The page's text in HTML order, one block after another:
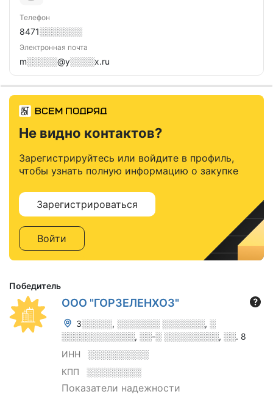
Телефон
8471░░░░░░░
Электронная почта
m░░░░░@y░░░░x.ru
Не видно контактов?
Зарегистрируйтесь или войдите в профиль,
чтобы узнать полную информацию о закупке
Зарегистрироваться
Войти
Победитель
ООО "ГОРЗЕЛЕНХОЗ"
3░░░░░, ░░░░░░░ ░░░░░░░, ░
░░░░░░░░░░░░, ░░-░ ░░░░░░░░░, ░░. 8
ИНН
░░░░░░░░░░
КПП
░░░░░░░░░
Показатели надежности